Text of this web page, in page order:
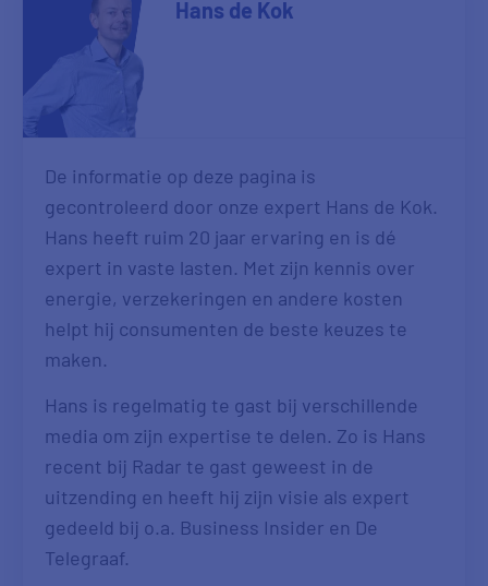
Hans de Kok
De informatie op deze pagina is
gecontroleerd door onze expert Hans de Kok.
Hans heeft ruim 20 jaar ervaring en is dé
expert in vaste lasten. Met zijn kennis over
energie, verzekeringen en andere kosten
helpt hij consumenten de beste keuzes te
maken.
Hans is regelmatig te gast bij verschillende
media om zijn expertise te delen. Zo is Hans
recent bij Radar te gast geweest in de
uitzending en heeft hij zijn visie als expert
gedeeld bij o.a. Business Insider en De
Telegraaf.